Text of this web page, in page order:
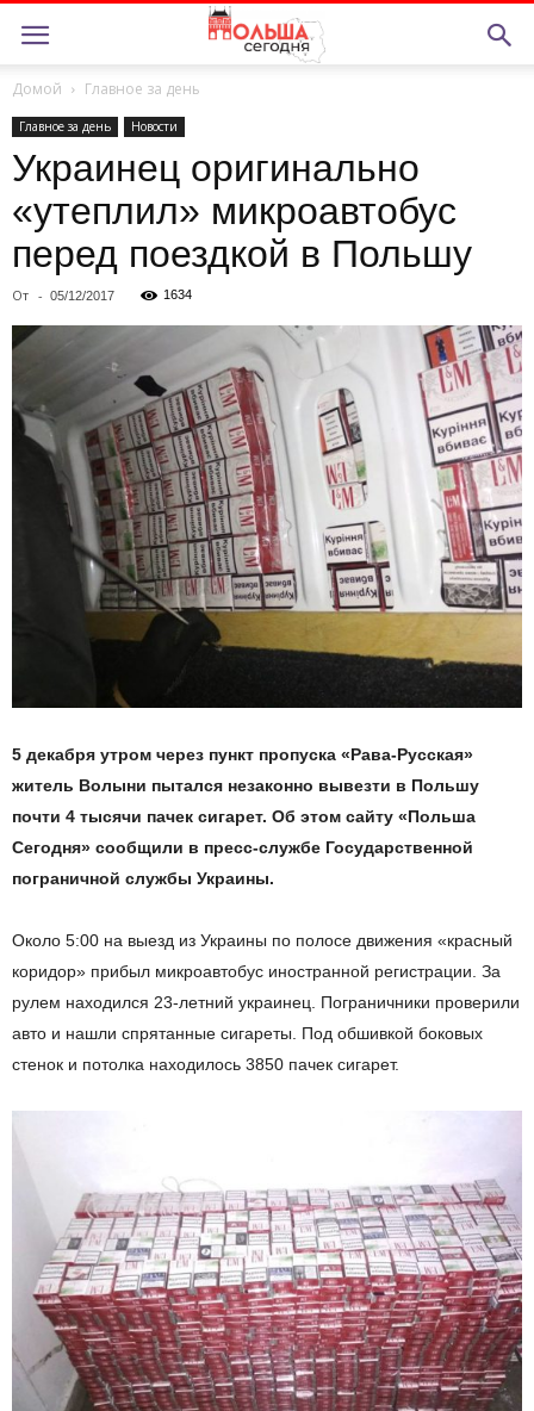
Домой Главное за день
Главное за день Новости
Украинец оригинально
«утеплил» микроавтобус
перед поездкой в Польшу
От - 05/12/2017 1634
5 декабря утром через пункт пропуска «Рава-Русская»
житель Волыни пытался незаконно вывезти в Польшу
почти 4 тысячи пачек сигарет. Об этом сайту «Польша
Сегодня» сообщили в пресс-службе Государственной
пограничной службы Украины.
Около 5:00 на выезд из Украины по полосе движения «красный
коридор» прибыл микроавтобус иностранной регистрации. За
рулем находился 23-летний украинец. Пограничники проверили
авто и нашли спрятанные сигареты. Под обшивкой боковых
стенок и потолка находилось 3850 пачек сигарет.